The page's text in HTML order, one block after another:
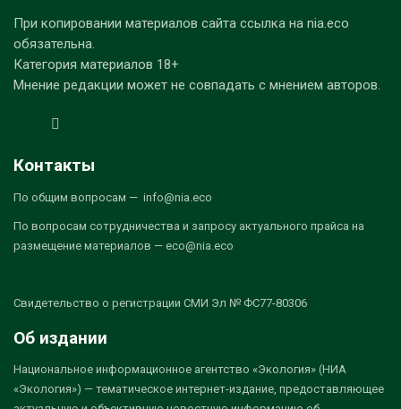
При копировании материалов сайта ссылка на nia.eco
обязательна.
Категория материалов 18+
Мнение редакции может не совпадать с мнением авторов.
Контакты
По общим вопросам — info@nia.eco
По вопросам сотрудничества и запросу актуального прайса на
размещение материалов — eco@nia.eco
Свидетельство о регистрации СМИ Эл № ФС77-80306
Об издании
Национальное информационное агентство «Экология» (НИА
«Экология») — тематическое интернет-издание, предоставляющее